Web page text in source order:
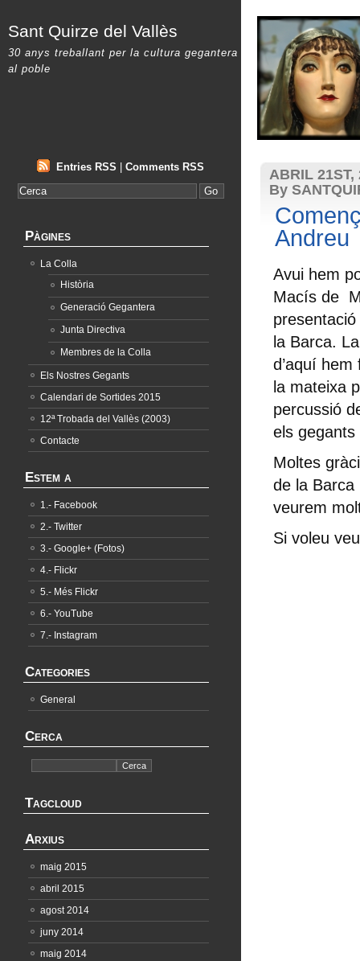
ABRIL 21ST,
By
Andreu
Avui hem
Macís de
la Barca.
d’aquí
la mateixa
percussió
els gegants
Moltes
de la Barca
veurem
Si voleu
Sant Quirze del Vallès
30 anys treballant per la cultura gegantera
al poble
Entries RSS Comments RSS
Pàgines
La Colla
Història
Generació Gegantera
Junta Directiva
Membres de la Colla
Els Nostres Gegants
Calendari de Sortides 2015
12ª Trobada del Vallès (2003)
Contacte
Estem a
1.- Facebook
2.- Twitter
3.- Google+ (Fotos)
4.- Flickr
5.- Més Flickr
6.- YouTube
7.- Instagram
Categories
General
Cerca
Tagcloud
Arxius
maig 2015
abril 2015
agost 2014
juny 2014
maig 2014